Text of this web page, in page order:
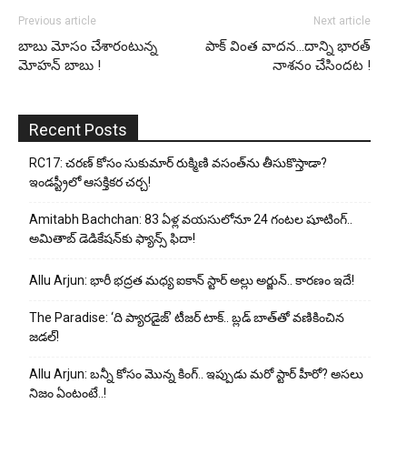
Previous article
బాబు మోసం చేశారంటున్న
మోహన్ బాబు !
Next article
పాక్ వింత వాదన…దాన్ని భారత్
నాశనం చేసిందట !
Recent Posts
RC17: చరణ్ కోసం సుకుమార్ రుక్మిణి వసంత్‌ను తీసుకొస్తాడా?
ఇండస్ట్రీలో ఆసక్తికర చర్చ!
Amitabh Bachchan: 83 ఏళ్ల వయసులోనూ 24 గంటల షూటింగ్..
అమితాబ్ డెడికేషన్‌కు ఫ్యాన్స్ ఫిదా!
Allu Arjun: భారీ భద్రత మధ్య ఐకాన్ స్టార్ అల్లు అర్జున్.. కారణం ఇదే!
The Paradise: ‘ది ప్యారడైజ్’ టీజర్ టాక్.. బ్లడ్ బాత్‌తో వణికించిన
జడల్!
Allu Arjun: బన్నీ కోసం మొన్న కింగ్.. ఇప్పుడు మరో స్టార్ హీరో? అసలు
నిజం ఏంటంటే..!